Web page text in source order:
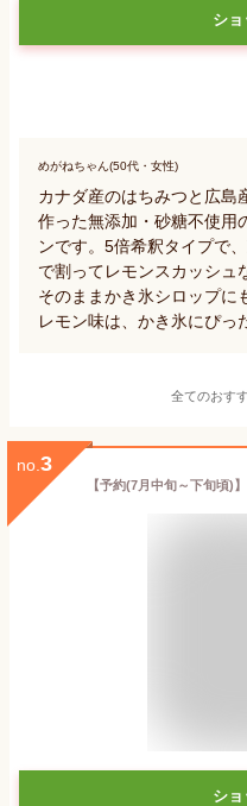
シ
めがねちゃん(50代・女性)
カナダ産のはちみつと広島
作った無添加・砂糖不使用
ンです。5倍希釈タイプで
で割ってレモンスカッシュ
そのままかき氷シロップに
レモン味は、かき氷にぴっ
全てのおす
no. 3
シ